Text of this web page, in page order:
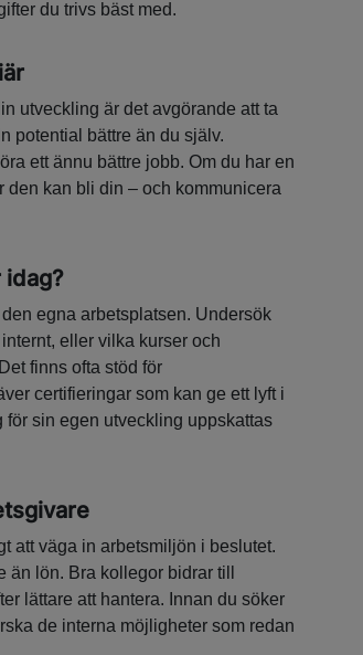
du trivs bäst med.
utveckling är det avgörande att ta
potential bättre än du själv.
ett ännu bättre jobb. Om du har en
den kan bli din – och kommunicera
idag?
egna arbetsplatsen. Undersök
eller vilka kurser och
finns ofta stöd för
certifieringar som kan ge ett lyft i
sin egen utveckling uppskattas
att väga in arbetsmiljön i beslutet.
än lön. Bra kollegor bidrar till
lättare att hantera. Innan du söker
de interna möjligheter som redan